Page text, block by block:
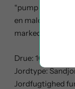
“pump overs”.
en malolaktisk
markedet.
Drue: 100 %
Jordtype:
Jordfugtighed